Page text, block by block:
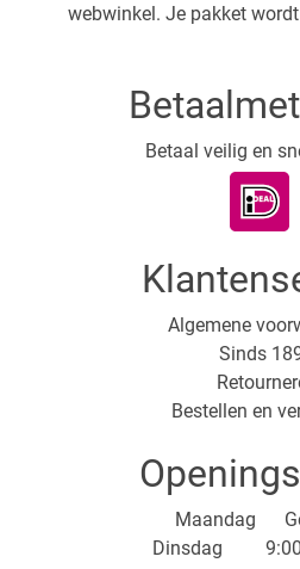
webwinkel. Je pakket
Betaal veilig en
Algemene
Sinds
Bestellen en
Maandag
Dinsdag 9:00